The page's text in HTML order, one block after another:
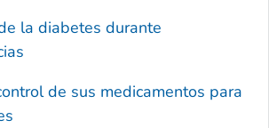
la diabetes durante
de sus medicamentos para